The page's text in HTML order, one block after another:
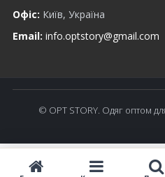
Офіс: Київ, Україна
Email: info.optstory@gmail.com